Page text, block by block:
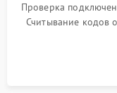
Проверка
Считывание кодов
выявления